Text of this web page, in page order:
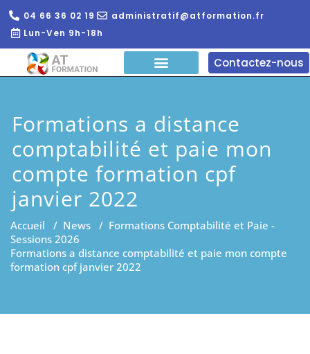
04 66 36 02 19
administratif@atformation.fr
Lun-Ven 9h-18h
Contactez-nous
Formations a distance
comptabilité et paie mon
compte formation cpf
janvier 2022
Accueil / News / Formations Comptabilité et Paie -
Sessions 2026
Formations a distance comptabilité et paie mon compte
formation cpf janvier 2022